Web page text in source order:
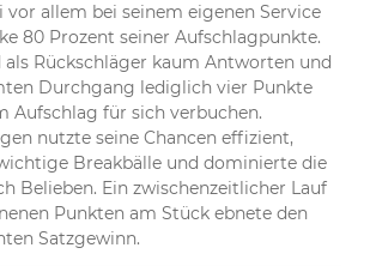
vor allem bei seinem eigenen Service
80 Prozent seiner Aufschlagpunkte.
als Rückschläger kaum Antworten und
Durchgang lediglich vier Punkte
Aufschlag für sich verbuchen.
nutzte seine Chancen effizient,
Breakbälle und dominierte die
Belieben. Ein zwischenzeitlicher Lauf
Punkten am Stück ebnete den
Satzgewinn.